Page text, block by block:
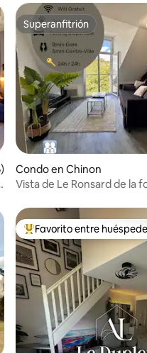
promedio: 4.89 de 5, 45
Superanfitrión
Superanfitrión
Condo en Chinon
Vista de Le Ronsard de la
Favorito entre huéspedes
Favorito entre